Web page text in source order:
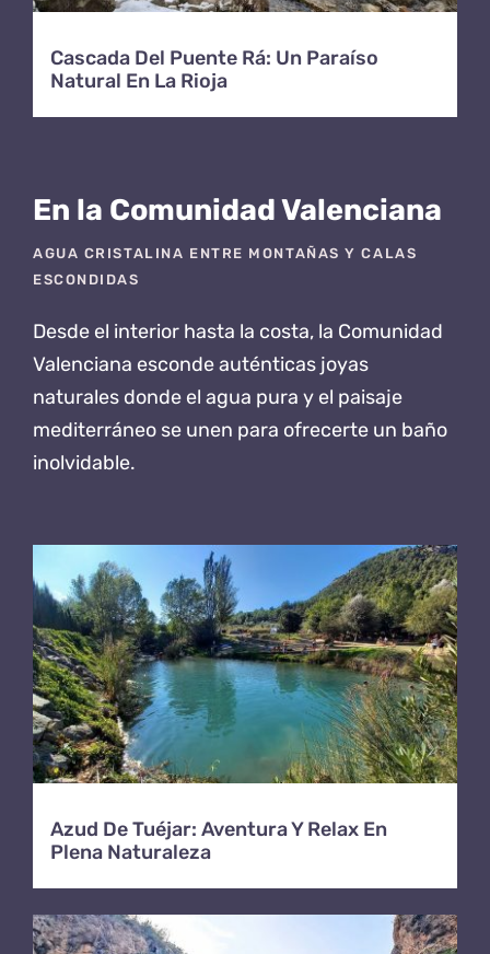
Cascada Del Puente Rá: Un Paraíso
Natural En La Rioja
En la Comunidad Valenciana
AGUA CRISTALINA ENTRE MONTAÑAS Y CALAS
ESCONDIDAS
Desde el interior hasta la costa, la Comunidad
Valenciana esconde auténticas joyas
naturalesdonde el agua pura y el paisaje
mediterráneo se unen para ofrecerte un baño
inolvidable.
Azud De Tuéjar: Aventura Y Relax En
Plena Naturaleza